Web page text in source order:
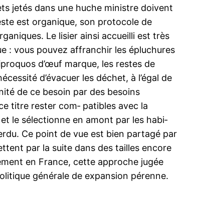
jetés dans une huche ministre doivent
est organique, son protocole de
Le lisier ainsi accueilli est très
: vous pouvez affranchir les épluchures
d’œuf marque, les restes de
d’évacuer les déchet, à l’égal de
de ce besoin par des besoins
titre rester com‑ patibles avec la
le sélectionne en amont par les habi‑
Ce point de vue est bien partagé par
par la suite dans des tailles encore
en France, cette approche jugée
générale de expansion pérenne.